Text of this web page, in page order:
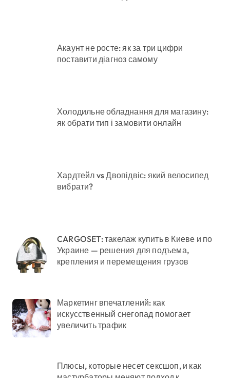
Акаунт не росте: як за три цифри
поставити діагноз самому
Холодильне обладнання для магазину:
як обрати тип і замовити онлайн
Хардтейл vs Двопідвіс: який велосипед
вибрати?
CARGOSET: такелаж купить в Киеве и по
Украине — решения для подъема,
крепления и перемещения грузов
Маркетинг впечатлений: как
искусственный снегопад помогает
увеличить трафик
Плюсы, которые несет сексшоп, и как